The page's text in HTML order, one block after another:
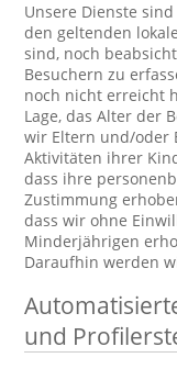
Unsere Dienste
den geltenden
sind, noch
Besuchern zu
noch nicht erreicht
Lage, das Alter der
wir Eltern und/oder
Aktivitäten ihrer
dass ihre
Zustimmung
dass wir ohne
Minderjährigen
Daraufhin werden
und